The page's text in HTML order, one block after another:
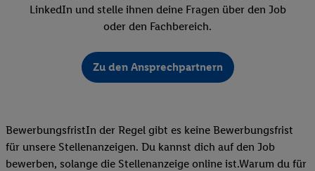
LinkedIn und stelle ihnen deine Fragen über den Job
oder den Fachbereich.
Zu den Ansprechpartnern
BewerbungsfristIn der Regel gibt es keine Bewerbungsfrist
für unsere Stellenanzeigen. Du kannst dich auf den Job
bewerben, solange die Stellenanzeige online ist.Warum du für